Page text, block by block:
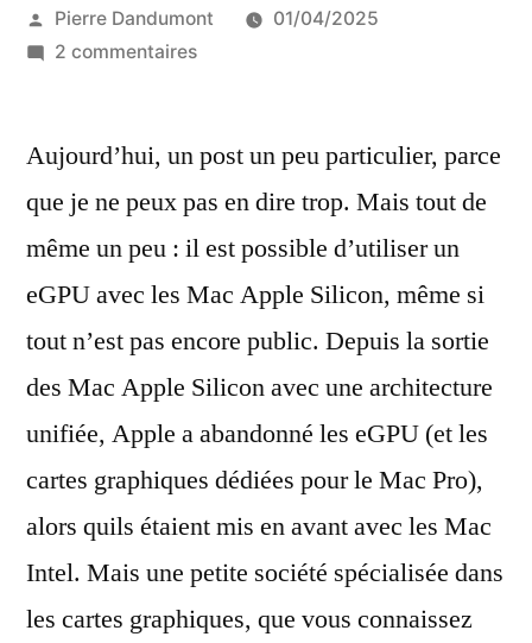
Publié
par
Pierre Dandumont
01/04/2025
2 commentairessur
un
nVidia
avec
un
Apple
Silicon,
possible
Aujourd’hui, un post un peu particulier, parce
que je ne peux pas en dire trop. Mais tout de
même un peu : il est possible d’utiliser un
eGPU avec les Mac Apple Silicon, même si
tout n’est pas encore public. Depuis la sortie
des Mac Apple Silicon avec une architecture
unifiée, Apple a abandonné les eGPU (et les
cartes graphiques dédiées pour le Mac Pro),
alors quils étaient mis en avant avec les Mac
Intel. Mais une petite société spécialisée dans
les cartes graphiques, que vous connaissez